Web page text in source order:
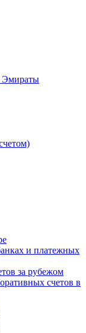
Эмираты
и платежных
за рубежом
счетов в